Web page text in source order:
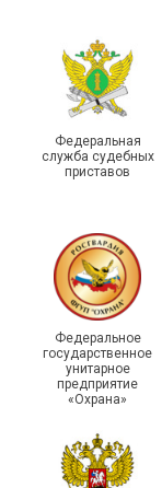
Единство
215-й юбилей
государственной
статистики
Республике
Федеральная
служба судебных
приставов
Федеральное
государственное
унитарное
предприятие
«Охрана»